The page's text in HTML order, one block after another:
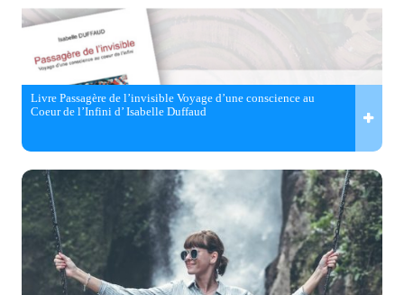
Livre Passagère de l’invisible Voyage d’une conscience au
Coeur de l’Infini d’ Isabelle Duffaud